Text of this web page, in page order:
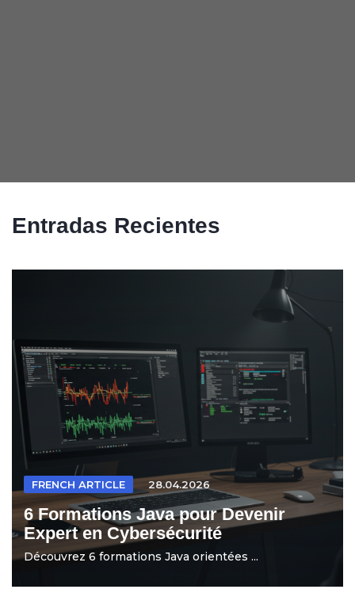
Entradas Recientes
FRENCH ARTICLE 28.04.2026
6 Formations Java pour Devenir
Expert en Cybersécurité
Découvrez 6 formations Java orientées ...